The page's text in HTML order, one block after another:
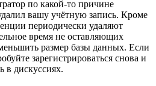
по какой-то причине
вашу учётную запись. Кроме
периодически удаляют
время не оставляющих
размер базы данных. Если
зарегистрироваться снова и
в дискуссиях.